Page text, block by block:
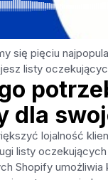
się pięciu
listy
dla
lojalność
listy
Shopify umożliwia